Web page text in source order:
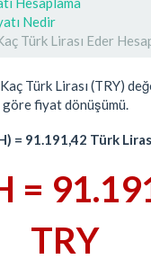
Nedir
Türk Lirası Eder
Türk Lirası (TRY)
fiyat dönüşümü.
= 91.191,42 Türk
=
TRY